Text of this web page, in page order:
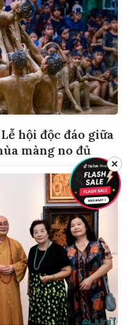
hội độc đáo giữa
màng no đủ
✕